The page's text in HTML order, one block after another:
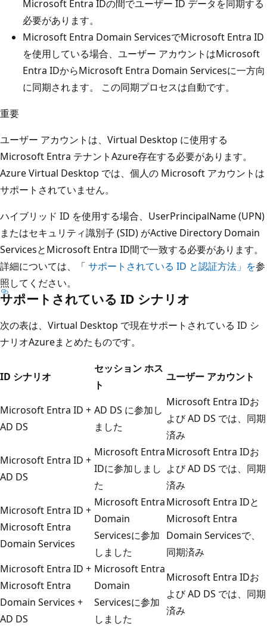
Microsoft Entra IDの間でユーザー ID データを同期する
必要があります。
Microsoft Entra Domain ServicesでMicrosoft Entra ID
を使用している場合、ユーザー アカウントはMicrosoft
Entra IDからMicrosoft Entra Domain Servicesに一方向
に同期されます。 この同期プロセスは自動です。
重要
ユーザー アカウントは、Virtual Desktop に使用する
Microsoft Entra テナントAzure存在する必要があります。
Azure Virtual Desktop では、個人の Microsoft アカウントは
サポートされていません。
ハイブリッド ID を使用する場合、UserPrincipalName (UPN)
またはセキュリティ識別子 (SID) がActive Directory Domain
ServicesとMicrosoft Entra ID間で一致する必要があります。
詳細については、「 サポートされている ID と認証方法」を参
照してください。
サポートされている ID シナリオ
次の表は、Virtual Desktop で現在サポートされている ID シ
ナリオAzureまとめたものです。
ID シナリオ
セッション ホス
ト
ユーザー アカウント
Microsoft Entra ID +
AD DS
AD DS に参加し
ました
Microsoft Entra IDお
よび AD DS では、同期
済み
Microsoft Entra ID +
AD DS
Microsoft Entra
IDに参加しまし
た
Microsoft Entra IDお
よび AD DS では、同期
済み
Microsoft Entra ID +
Microsoft Entra
Domain Services
Microsoft Entra
Domain
Servicesに参加
しました
Microsoft Entra IDと
Microsoft Entra
Domain Servicesで、
同期済み
Microsoft Entra ID +
Microsoft Entra
Domain Services +
AD DS
Microsoft Entra
Domain
Servicesに参加
しました
Microsoft Entra IDお
よび AD DS では、同期
済み